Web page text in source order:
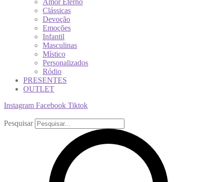
Amor Eterno
Clássicas
Devoção
Emoções
Infantil
Masculinas
Místico
Personalizados
Ródio
PRESENTES
OUTLET
Instagram Facebook Tiktok
Pesquisar